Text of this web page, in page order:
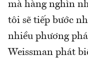
mà hàng nghìn
tôi sẽ tiếp bước
nhiều phương
Weissman phát